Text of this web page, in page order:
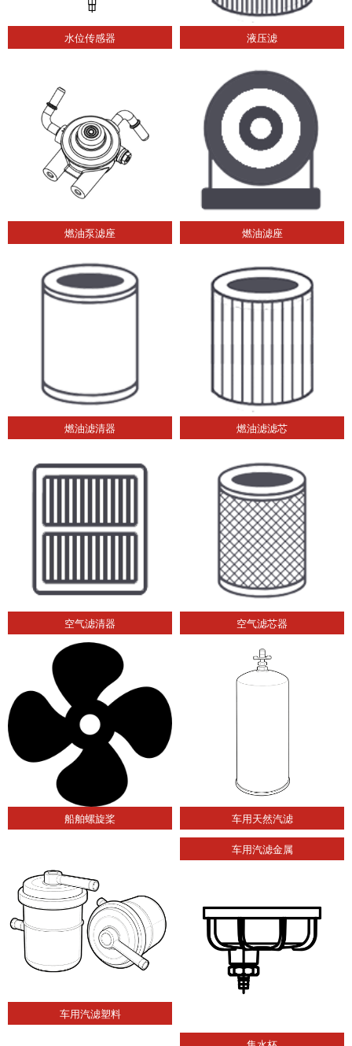
水位传感器 液压滤
燃油泵滤座 燃油滤座
燃油滤清器 燃油滤滤芯
空气滤清器 空气滤芯器
船舶螺旋桨 车用天然汽滤
车用汽滤塑料
车用汽滤金属